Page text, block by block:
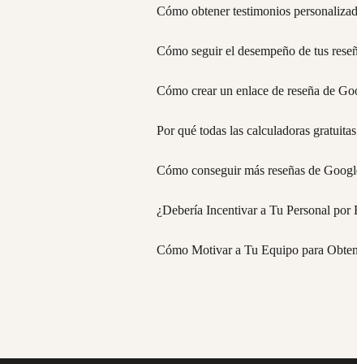
Cómo obtener testimonios
Cómo seguir el desempeño de tus
Cómo crear un enlace de reseña de
Por qué todas las calculadoras
Cómo conseguir más reseñas de
¿Debería Incentivar a Tu Personal por
Cómo Motivar a Tu Equipo para